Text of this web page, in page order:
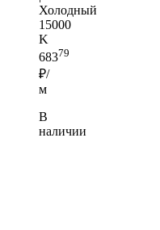
Холодный
15000
K
68379
₽/
м
В
наличии